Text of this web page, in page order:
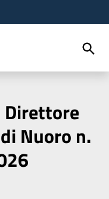
Direttore
Nuoro n.